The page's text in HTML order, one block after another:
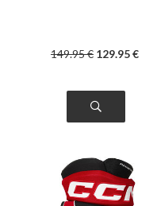
149.95€ 129.95€